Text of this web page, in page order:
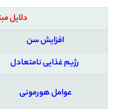
دلایل
افزایش سن
رژیم غذایی نامتعادل
عوامل هورمونی